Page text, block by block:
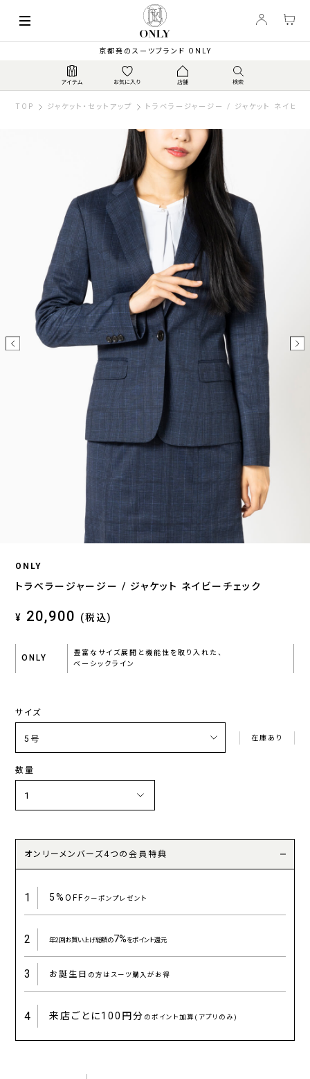
京都発のスーツブランド ONLY
TOP ジャケット・セットアップ トラベラージャージー / ジャケット ネイビー
ONLY
トラベラージャージー / ジャケット ネイビーチェック
¥ 20,900 (税込)
ONLY
豊富なサイズ展開と機能性を取り入れた、
ベーシックライン
サイズ
在庫あり
数量
オンリーメンバーズ4つの会員特典
1 5%OFFクーポンプレゼント
2 年2回お買い上げ総額の7%をポイント還元
3 お誕生日 の方はスーツ購入がお得
4 来店ごとに100円分 のポイント加算(アプリのみ)